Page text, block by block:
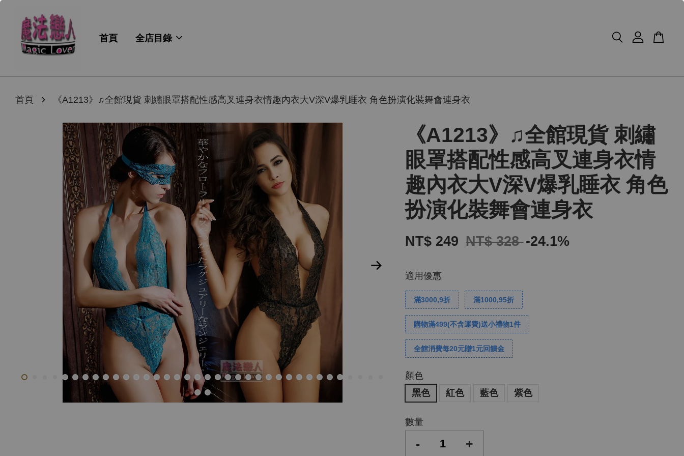
首頁 全店目錄
首頁 › 《A1213》♫全館現貨 刺繡眼罩搭配性感高叉連身衣情趣內衣大V深V爆乳睡衣 角色扮演化裝舞會連身衣
《A1213》♫全館現貨 刺繡
眼罩搭配性感高叉連身衣情
趣內衣大V深V爆乳睡衣 角色
扮演化裝舞會連身衣
NT$ 249 NT$ 328-24.1%
適用優惠
滿3000,9折 滿1000,95折
購物滿499(不含運費)送小禮物1件
全館消費每20元贈1元回饋金
顏色
黑色
紅色 藍色 紫色
數量
- +